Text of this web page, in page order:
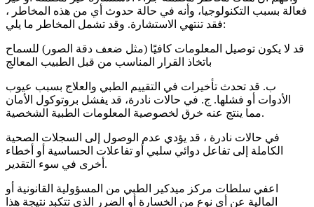
فعالة بسبب التكنولوجيا، وأنه في حالة حدوث أي من هذه المخاطر ،
فقد تنتهي الاستشارة. وقد تشمل المخاطر ما يلي:
قد لا يكون توصيل المعلومات كافيًا (مثل ضعف دقة الصور) للسماح
باتخاذ القرار المناسب من قبل الطبيب المعالج
ب. قد تحدث تأخيرات في التقييم الطبي والعلاج بسبب عيوب
الأدوات أو فشلها. ج. في حالات نادرة، قد يفشل بروتوكول الأمان
مما ينتج عنه خرق لخصوصية المعلومات الطبية الشخصية.
في حالات نادرة ، قد يؤدي عدم الوصول إلى السجلات الصحية
الكاملة إلى تفاعل دوائي سلبي أو تفاعلات الحساسية أو أخطاء
أخرى في سوء التقدير.
اعفي سلطات مركز ميدكير الطبي من المسؤولية القانونية أو
المالية عن أي نوع من الخسارة أو الضرر الذي تتكبد نتيجة هذا